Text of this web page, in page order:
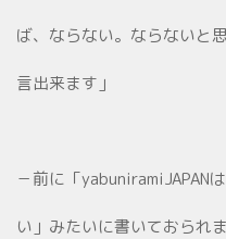
ば、ならない。ならないと
言出来ます」
－前に「yabuniramiJAPAN
い」みたいに書いておられ